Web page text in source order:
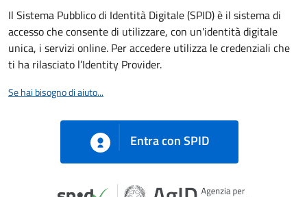
Il Sistema Pubblico di Identità Digitale (SPID) è il sistema di
accesso che consente di utilizzare, con un'identità digitale
unica, i servizi online. Per accedere utilizza le credenziali che
ti ha rilasciato l’Identity Provider.
Se hai bisogno di aiuto...
Entra con SPID